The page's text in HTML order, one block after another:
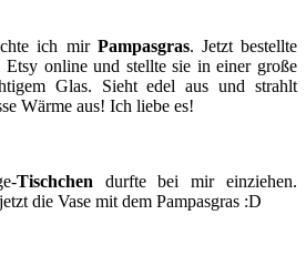
ich mir Pampasgras. Jetzt bestellte
online und stellte sie in einer große
Glas. Sieht edel aus und strahlt
Wärme aus! Ich liebe es!
Tischchen durfte bei mir einziehen.
die Vase mit dem Pampasgras :D